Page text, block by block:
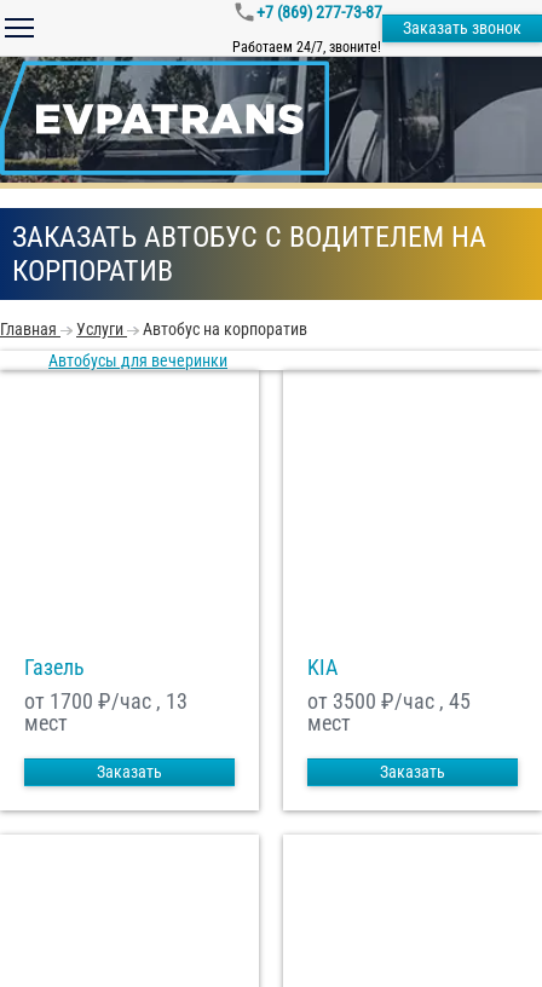
+7 (869) 277-73-87
Работаем 24/7, звоните!
Заказать звонок
ЗАКАЗАТЬ АВТОБУС С ВОДИТЕЛЕМ НА
КОРПОРАТИВ
Главная Услуги
Автобус на корпоратив
Автобусы для вечеринки
Газель
от 1700 ₽/час , 13
мест
Заказать
KIA
от 3500 ₽/час , 45
мест
Заказать
Отправить заказ